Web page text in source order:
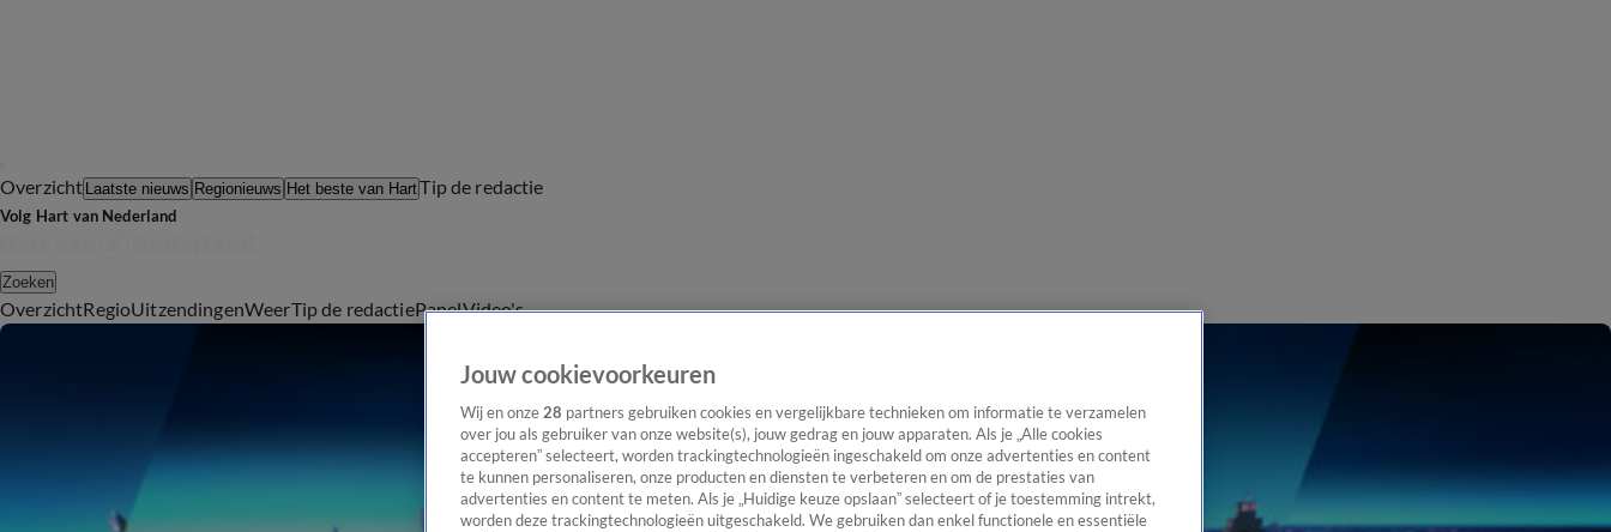
Overzicht Laatste nieuws Regionieuws Het beste van HartTip de redactie
Volg Hart van Nederland
Zoeken
OverzichtRegioUitzendingenWeerTip de redactiePanelVideo's
Jouw cookievoorkeuren
Wij en onze 28 partners gebruiken cookies en vergelijkbare technieken om informatie te verzamelen
over jou als gebruiker van onze website(s), jouw gedrag en jouw apparaten. Als je „Alle cookies
accepteren” selecteert, worden trackingtechnologieën ingeschakeld om onze advertenties en content
te kunnen personaliseren, onze producten en diensten te verbeteren en om de prestaties van
advertenties en content te meten. Als je „Huidige keuze opslaan” selecteert of je toestemming intrekt,
worden deze trackingtechnologieën uitgeschakeld. We gebruiken dan enkel functionele en essentiële